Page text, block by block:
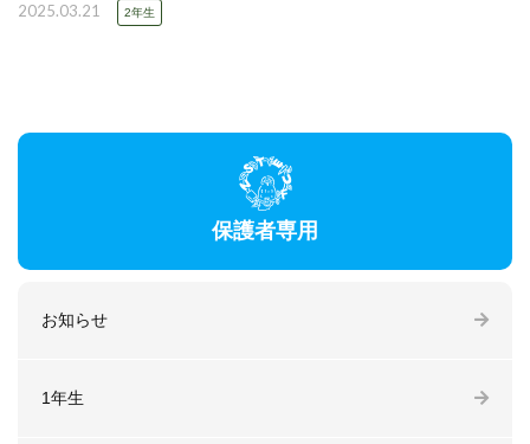
2025.03.21 2年生
保護者専用
お知らせ
1年生